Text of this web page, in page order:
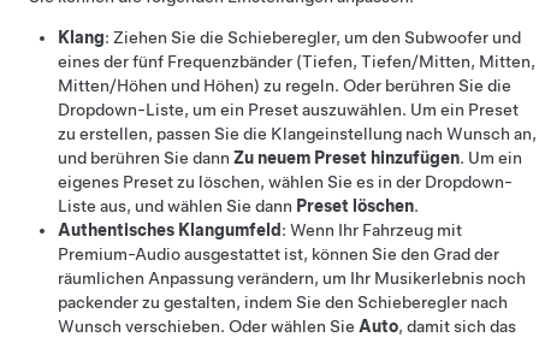
Klang: Ziehen Sie die Schieberegler, um den Subwoofer und
eines der fünf Frequenzbänder (Tiefen, Tiefen/Mitten, Mitten,
Mitten/Höhen und Höhen) zu regeln. Oder berühren Sie die
Dropdown-Liste, um ein Preset auszuwählen. Um ein Preset
zu erstellen, passen Sie die Klangeinstellung nach Wunsch an,
und berühren Sie dann Zu neuem Preset hinzufügen. Um ein
eigenes Preset zu löschen, wählen Sie es in der Dropdown-
Liste aus, und wählen Sie dann Preset löschen.
Authentisches Klangumfeld : Wenn Ihr Fahrzeug mit
Premium-Audio ausgestattet ist, können Sie den Grad der
räumlichen Anpassung verändern, um Ihr Musikerlebnis noch
packender zu gestalten, indem Sie den Schieberegler nach
Wunsch verschieben. Oder wählen Sie Auto, damit sich das